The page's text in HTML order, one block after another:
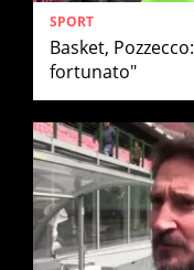
SPORT
Basket,
fortunato"